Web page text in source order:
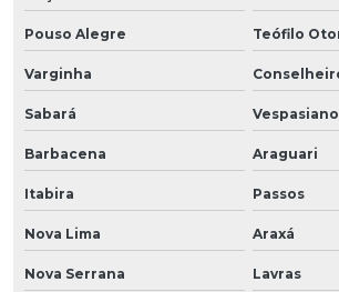
Pouso Alegre Teófilo
Varginha
Sabará Vespasiano
Barbacena Araguari
Itabira Passos
Nova Lima Araxá
Nova Serrana Lavras